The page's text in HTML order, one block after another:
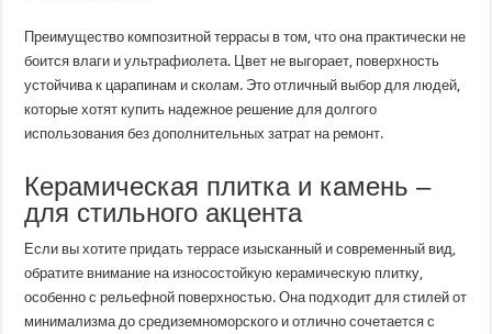
Преимущество композитной террасы в том, что она практически не
боится влаги и ультрафиолета. Цвет не выгорает, поверхность
устойчива к царапинам и сколам. Это отличный выбор для людей,
которые хотят купить надежное решение для долгого
использования без дополнительных затрат на ремонт.
Керамическая плитка и камень –
для стильного акцента
Если вы хотите придать террасе изысканный и современный вид,
обратите внимание на износостойкую керамическую плитку,
особенно с рельефной поверхностью. Она подходит для стилей от
минимализма до средиземноморского и отлично сочетается с